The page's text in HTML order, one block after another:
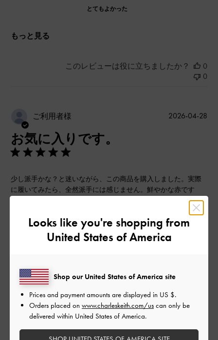
とてもよかった
もっと見る
このレビューは役に立ちましたか？
0
0
ご利用者様
お気に入りです。
少し派手かな？と迷いながら、この商品を購入しました。実際
に履いてみたら、全然派手には感じません。鮮やかな赤です
が、悪目立ちするようなことなく、パンツスタイルにもスカー
トにも馴染みます。かかとが太く安定しているので歩きやすい
のも嬉しいです。パンプスを試着せず購入するのは初めてだっ
たので、サイズも心配でしたが、サイズ変更が1回無料とあって
安心して購入できました。でもいつも履いているサイズでピッ
サイズ: 36/23cm カラー:
レッド系
デザイン
とてもよかった
品質
公
2026-04-28
Looks like you're shopping from
United States of America
Shop our United States of America site
Prices and payment amounts are displayed in US $.
Orders placed on www.charleskeith.com/us can only be
delivered within United States of America.